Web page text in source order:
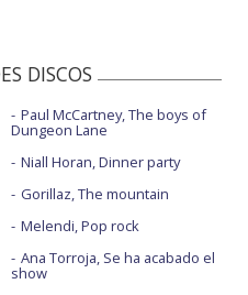
DISCOS
Paul McCartney, The boys of
Dungeon Lane
Niall Horan, Dinner party
Gorillaz, The mountain
Melendi, Pop rock
Ana Torroja, Se ha acabado el
show